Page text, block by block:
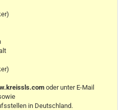
oder unter E-Mail
in Deutschland.